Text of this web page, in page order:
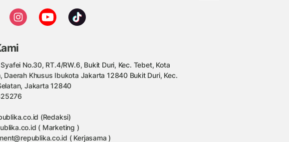
No.30, RT.4/RW.6, Bukit Duri, Kec. Tebet, Kota
Daerah Khusus Ibukota Jakarta 12840 Bukit Duri, Kec.
Jakarta 12840
(Redaksi)
( Marketing )
( Kerjasama )